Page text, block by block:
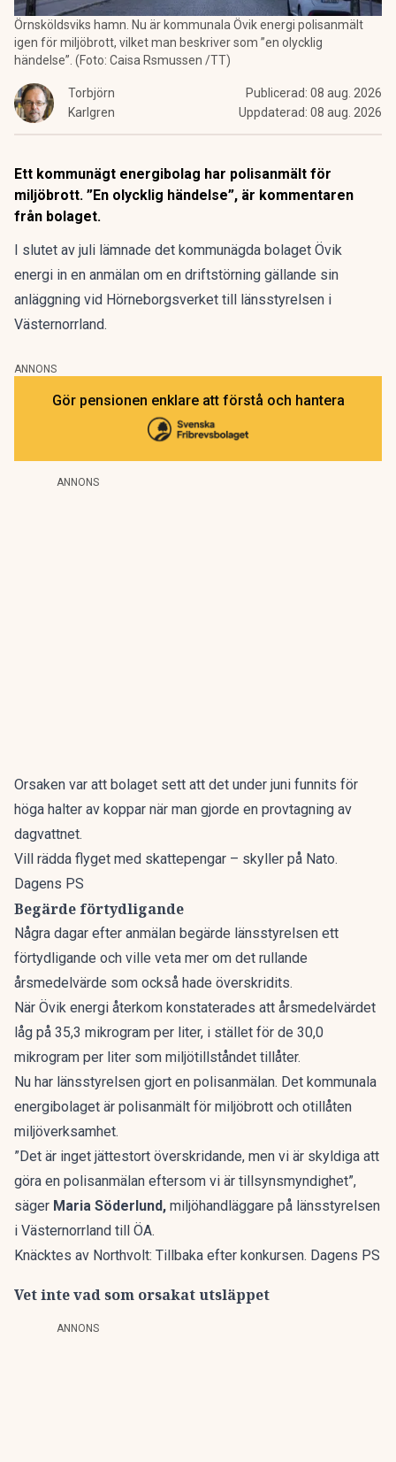
Örnsköldsviks hamn. Nu är kommunala Övik energi polisanmält
igen för miljöbrott, vilket man beskriver som ”en olycklig
händelse”. (Foto: Caisa Rsmussen /TT)
Torbjörn
Karlgren
Publicerad: 08 aug. 2026
Uppdaterad: 08 aug. 2026
Ett kommunägt energibolag har polisanmält för
miljöbrott. ”En olycklig händelse”, är kommentaren
från bolaget.
I slutet av juli lämnade det kommunägda bolaget Övik
energi in en anmälan om en driftstörning gällande sin
anläggning vid Hörneborgsverket till länsstyrelsen i
Västernorrland.
ANNONS
Gör pensionen enklare att förstå och hantera
ANNONS
Orsaken var att bolaget sett att det under juni funnits för
höga halter av koppar när man gjorde en provtagning av
dagvattnet.
Vill rädda flyget med skattepengar – skyller på Nato.
Dagens PS
Begärde förtydligande
Några dagar efter anmälan begärde länsstyrelsen ett
förtydligande och ville veta mer om det rullande
årsmedelvärde som också hade överskridits.
När Övik energi återkom konstaterades att årsmedelvärdet
låg på 35,3 mikrogram per liter, i stället för de 30,0
mikrogram per liter som miljötillståndet tillåter.
Nu har länsstyrelsen gjort en polisanmälan. Det kommunala
energibolaget är polisanmält för miljöbrott och otillåten
miljöverksamhet.
”Det är inget jättestort överskridande, men vi är skyldiga att
göra en polisanmälan eftersom vi är tillsynsmyndighet”,
säger Maria Söderlund, miljöhandläggare på länsstyrelsen
i Västernorrland till ÖA.
Knäcktes av Northvolt: Tillbaka efter konkursen. Dagens PS
Vet inte vad som orsakat utsläppet
ANNONS